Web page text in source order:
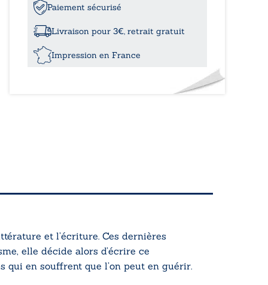
Mon
vagin
clos
Paiement sécurisé
Livraison pour 3€, retrait gratuit
Impression en France
et l’écriture. Ces dernières
elle décide alors d’écrire ce
qui en souffrent que l’on peut en guérir.